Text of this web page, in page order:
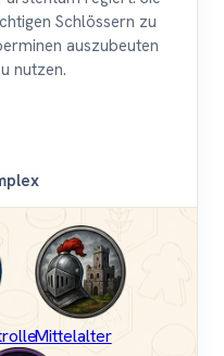
Schlössern zu
auszubeuten
nutzen.
Mittelalter